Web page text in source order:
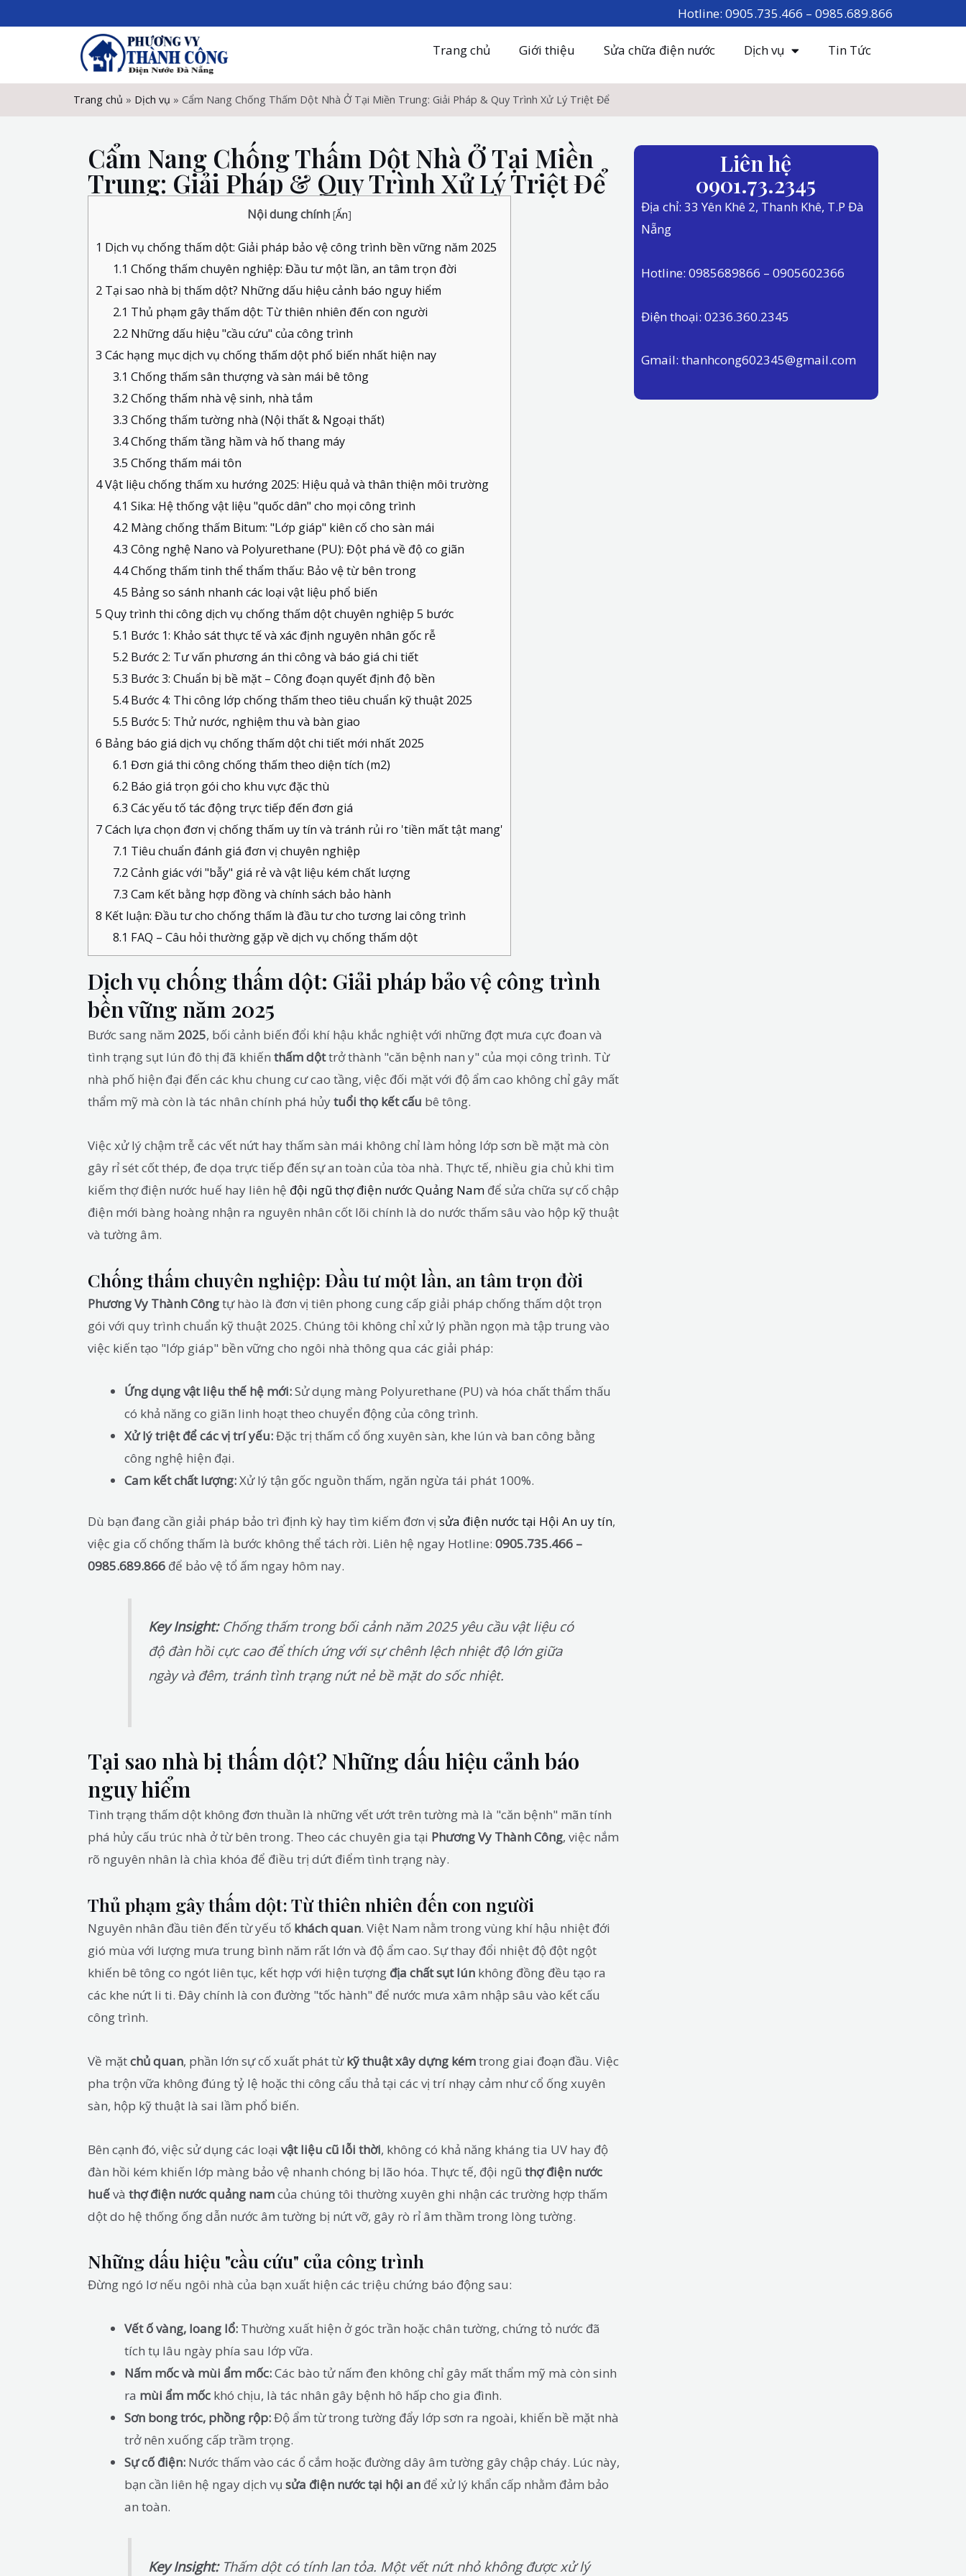
Hotline: 0905.735.466 – 0985.689.866
Trang chủ Giới thiệu Sửa chữa điện nước Dịch vụ Tin Tức
Trang chủ » Dịch vụ » Cẩm Nang Chống Thấm Dột Nhà Ở Tại Miền Trung: Giải Pháp & Quy Trình Xử Lý Triệt Để
Cẩm Nang Chống Thấm Dột Nhà Ở Tại Miền
Trung: Giải Pháp & Quy Trình Xử Lý Triệt Để
Nội dung chính [Ẩn]
1 Dịch vụ chống thấm dột: Giải pháp bảo vệ công trình bền vững năm 2025
1.1 Chống thấm chuyên nghiệp: Đầu tư một lần, an tâm trọn đời
2 Tại sao nhà bị thấm dột? Những dấu hiệu cảnh báo nguy hiểm
2.1 Thủ phạm gây thấm dột: Từ thiên nhiên đến con người
2.2 Những dấu hiệu "cầu cứu" của công trình
3 Các hạng mục dịch vụ chống thấm dột phổ biến nhất hiện nay
3.1 Chống thấm sân thượng và sàn mái bê tông
3.2Chống thấm nhà vệ sinh, nhà tắm
3.3 Chống thấm tường nhà (Nội thất & Ngoại thất)
3.4Chống thấm tầng hầm và hố thang máy
3.5 Chống thấm mái tôn
4Vật liệu chống thấm xu hướng 2025: Hiệu quả và thân thiện môi trường
4.1 Sika: Hệ thống vật liệu "quốc dân" cho mọi công trình
4.2 Màng chống thấm Bitum: "Lớp giáp" kiên cố cho sàn mái
4.3 Công nghệ Nano và Polyurethane (PU): Đột phá về độ co giãn
4.4Chống thấm tinh thể thẩm thấu: Bảo vệ từ bên trong
4.5 Bảng so sánh nhanh các loại vật liệu phổ biến
5 Quy trình thi công dịch vụ chống thấm dột chuyên nghiệp 5 bước
5.1 Bước 1: Khảo sát thực tế và xác định nguyên nhân gốc rễ
5.2 Bước 2: Tư vấn phương án thi công và báo giá chi tiết
5.3 Bước 3: Chuẩn bị bề mặt – Công đoạn quyết định độ bền
5.4Bước 4: Thi công lớp chống thấm theo tiêu chuẩn kỹ thuật 2025
5.5 Bước 5: Thử nước, nghiệm thu và bàn giao
6 Bảng báo giá dịch vụ chống thấm dột chi tiết mới nhất 2025
6.1 Đơn giá thi công chống thấm theo diện tích (m2)
6.2 Báo giá trọn gói cho khu vực đặc thù
6.3 Các yếu tố tác động trực tiếp đến đơn giá
7Cách lựa chọn đơn vị chống thấm uy tín và tránh rủi ro 'tiền mất tật mang'
7.1 Tiêu chuẩn đánh giá đơn vị chuyên nghiệp
7.2Cảnh giác với "bẫy" giá rẻ và vật liệu kém chất lượng
7.3 Cam kết bằng hợp đồng và chính sách bảo hành
8 Kết luận: Đầu tư cho chống thấm là đầu tư cho tương lai công trình
8.1 FAQ – Câu hỏi thường gặp về dịch vụ chống thấm dột
Dịch vụ chống thấm dột: Giải pháp bảo vệ công trình
bền vững năm 2025
Bước sang năm 2025, bối cảnh biến đổi khí hậu khắc nghiệt với những đợt mưa cực đoan và
tình trạng sụt lún đô thị đã khiến thấm dộttrở thành "căn bệnh nan y" của mọi công trình. Từ
nhà phố hiện đại đến các khu chung cư cao tầng, việc đối mặt với độ ẩm cao không chỉ gây mất
thẩm mỹ mà còn là tác nhân chính phá hủytuổi thọ kết cấu bê tông.
Việc xử lý chậm trễ các vết nứt hay thấm sàn mái không chỉ làm hỏng lớp sơn bề mặt mà còn
gây rỉ sét cốt thép, đe dọa trực tiếp đến sự an toàn của tòa nhà. Thực tế, nhiều gia chủ khi tìm
kiếm thợ điện nước huế hay liên hệ đội ngũ thợ điện nước Quảng Nam để sửa chữa sự cố chập
điện mới bàng hoàng nhận ra nguyên nhân cốt lõi chính là do nước thấm sâu vào hộp kỹ thuật
và tường âm.
Chống thấm chuyên nghiệp: Đầu tư một lần, an tâm trọn đời
Phương Vy Thành Côngtự hào là đơn vị tiên phong cung cấp giải pháp chống thấm dột trọn
gói với quy trình chuẩn kỹ thuật 2025. Chúng tôi không chỉ xử lý phần ngọn mà tập trung vào
việc kiến tạo "lớp giáp" bền vững cho ngôi nhà thông qua các giải pháp:
Ứng dụng vật liệu thế hệ mới:Sử dụng màng Polyurethane (PU) và hóa chất thẩm thấu
có khả năng co giãn linh hoạt theo chuyển động của công trình.
Xử lý triệt để các vị trí yếu:Đặc trị thấm cổ ống xuyên sàn, khe lún và ban công bằng
công nghệ hiện đại.
Cam kết chất lượng:Xử lý tận gốc nguồn thấm, ngăn ngừa tái phát 100%.
Dù bạn đang cần giải pháp bảo trì định kỳ hay tìm kiếm đơn vị sửa điện nước tại Hội An uy tín,
việc gia cố chống thấm là bước không thể tách rời. Liên hệ ngay Hotline: 0905.735.466 –
0985.689.866 để bảo vệ tổ ấm ngay hôm nay.
Key Insight:Chống thấm trong bối cảnh năm 2025 yêu cầu vật liệu có
độ đàn hồi cực cao để thích ứng với sự chênh lệch nhiệt độ lớn giữa
ngày và đêm, tránh tình trạng nứt nẻ bề mặt do sốc nhiệt.
Tại sao nhà bị thấm dột? Những dấu hiệu cảnh báo
nguy hiểm
Tình trạng thấm dột không đơn thuần là những vết ướt trên tường mà là "căn bệnh" mãn tính
phá hủy cấu trúc nhà ở từ bên trong. Theo các chuyên gia tại Phương Vy Thành Công, việc nắm
rõ nguyên nhân là chìa khóa để điều trị dứt điểm tình trạng này.
Thủ phạm gây thấm dột: Từ thiên nhiên đến con người
Nguyên nhân đầu tiên đến từ yếu tố khách quan. Việt Nam nằm trong vùng khí hậu nhiệt đới
gió mùa với lượng mưa trung bình năm rất lớn và độ ẩm cao. Sự thay đổi nhiệt độ đột ngột
khiến bê tông co ngót liên tục, kết hợp với hiện tượng địa chất sụt lún không đồng đều tạo ra
các khe nứt li ti. Đây chính là con đường "tốc hành" để nước mưa xâm nhập sâu vào kết cấu
công trình.
Về mặtchủ quan, phần lớn sự cố xuất phát từkỹ thuật xây dựng kémtrong giai đoạn đầu. Việc
pha trộn vữa không đúng tỷ lệ hoặc thi công cẩu thả tại các vị trí nhạy cảm như cổ ống xuyên
sàn, hộp kỹ thuật là sai lầm phổ biến.
Bên cạnh đó, việc sử dụng các loại vật liệu cũ lỗi thời, không có khả năng kháng tia UV hay độ
đàn hồi kém khiến lớp màng bảo vệ nhanh chóng bị lão hóa. Thực tế, đội ngũ thợ điện nước
huếvà thợ điện nước quảng namcủa chúng tôi thường xuyên ghi nhận các trường hợp thấm
dột do hệ thống ống dẫn nước âm tường bị nứt vỡ, gây rò rỉ âm thầm trong lòng tường.
Những dấu hiệu "cầu cứu" của công trình
Đừng ngó lơ nếu ngôi nhà của bạn xuất hiện các triệu chứng báo động sau:
Vết ố vàng, loang lổ: Thường xuất hiện ở góc trần hoặc chân tường, chứng tỏ nước đã
tích tụ lâu ngày phía sau lớp vữa.
Nấm mốc và mùi ẩm mốc:Các bào tử nấm đen không chỉ gây mất thẩm mỹ mà còn sinh
ra mùi ẩm mốc khó chịu, là tác nhân gây bệnh hô hấp cho gia đình.
Sơn bong tróc, phồng rộp:Độ ẩm từ trong tường đẩy lớp sơn ra ngoài, khiến bề mặt nhà
trở nên xuống cấp trầm trọng.
Sự cố điện: Nước thấm vào các ổ cắm hoặc đường dây âm tường gây chập cháy. Lúc này,
bạn cần liên hệ ngay dịch vụ sửa điện nước tại hội an để xử lý khẩn cấp nhằm đảm bảo
an toàn.
Key Insight:Thấm dột có tính lan tỏa. Một vết nứt nhỏ không được xử lý
Liên hệ
0901.73.2345
Địa chỉ: 33 Yên Khê 2, Thanh Khê, T.P Đà
Nẵng
Hotline: 0985689866 – 0905602366
Điện thoại: 0236.360.2345
Gmail: thanhcong602345@gmail.com